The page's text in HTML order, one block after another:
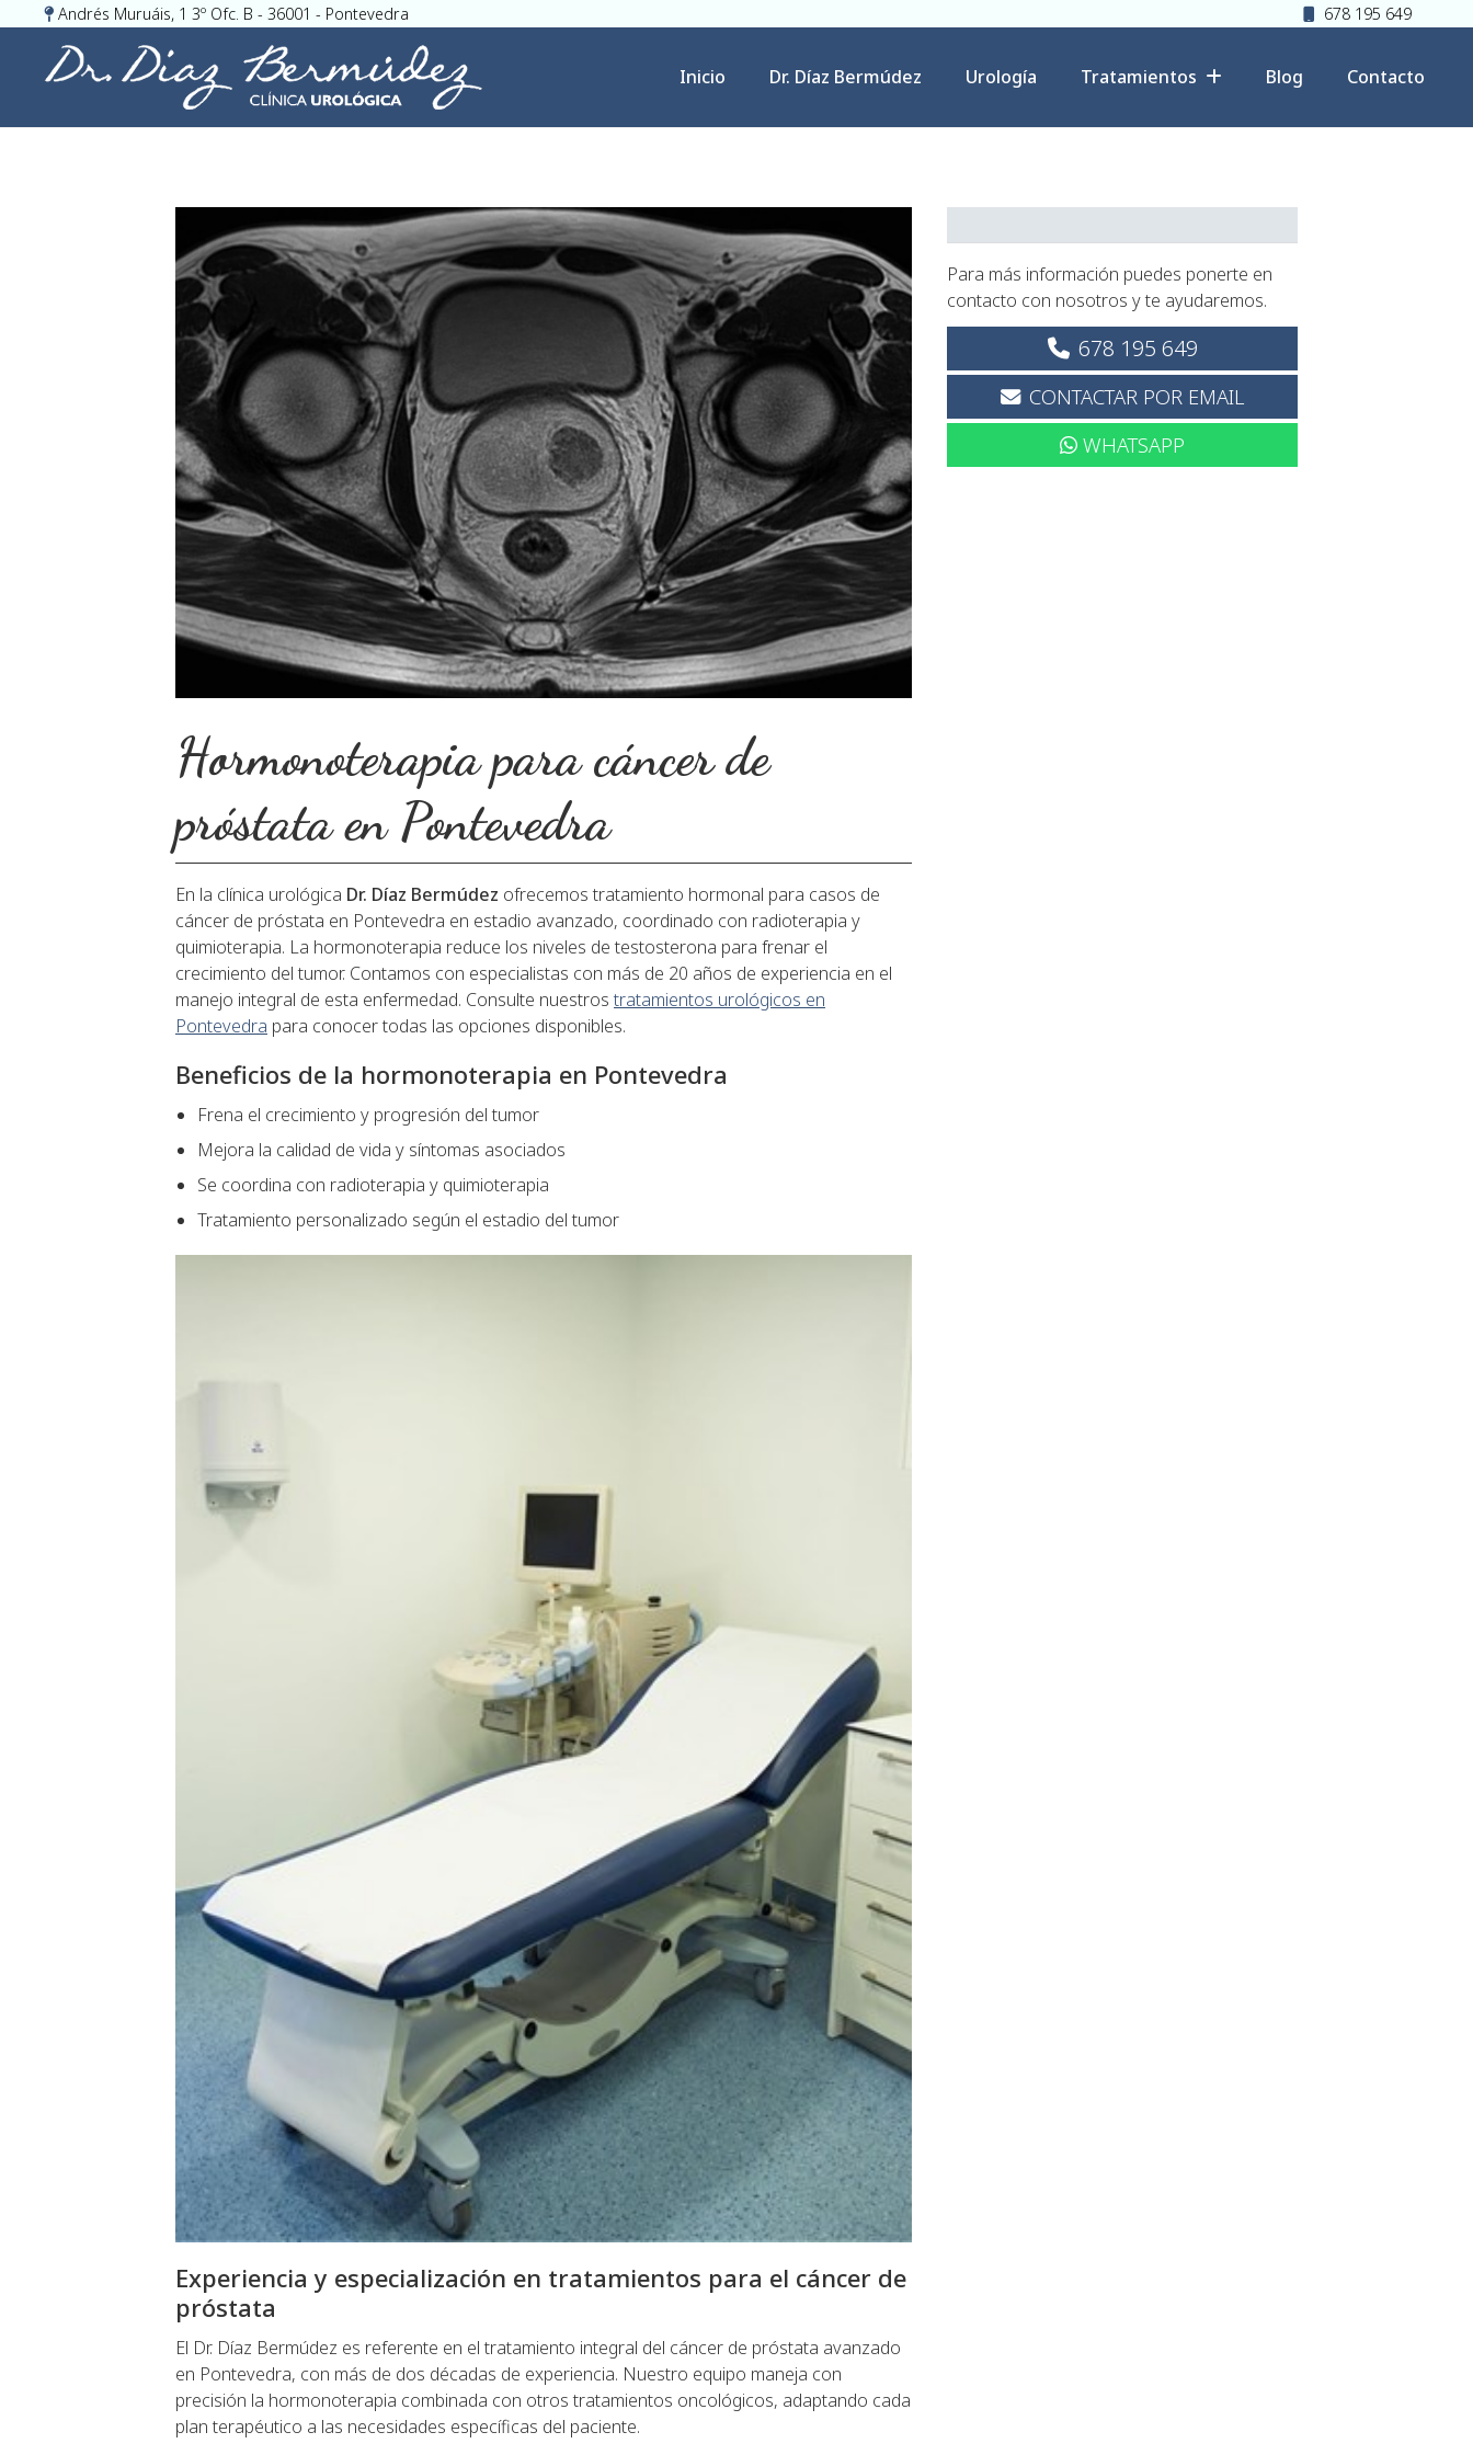
Andrés Muruáis, 1 3º Ofc. B - 36001 - Pontevedra 678 195 649
Inicio Dr. Díaz Bermúdez Urología Tratamientos Blog Contacto
Hormonoterapia para cáncer de
próstata en Pontevedra
Para más información puedes ponerte en
contacto con nosotros y te ayudaremos.
678 195 649
CONTACTAR POR EMAIL
WHATSAPP
En la clínica urológica Dr. Díaz Bermúdez ofrecemos tratamiento hormonal para casos de
cáncer de próstata en Pontevedra en estadio avanzado, coordinado con radioterapia y
quimioterapia. La hormonoterapia reduce los niveles de testosterona para frenar el
crecimiento del tumor. Contamos con especialistas con más de 20 años de experiencia en el
manejo integral de esta enfermedad. Consulte nuestrostratamientos urológicos en
Pontevedra para conocer todas las opciones disponibles.
Beneficios de la hormonoterapia en Pontevedra
Frena el crecimiento y progresión del tumor
Mejora la calidad de vida y síntomas asociados
Se coordina con radioterapia y quimioterapia
Tratamiento personalizado según el estadio del tumor
Experiencia y especialización en tratamientos para el cáncer de
próstata
El Dr. Díaz Bermúdez es referente en el tratamiento integral del cáncer de próstata avanzado
en Pontevedra, con más de dos décadas de experiencia. Nuestro equipo maneja con
precisión la hormonoterapia combinada con otros tratamientos oncológicos, adaptando cada
plan terapéutico a las necesidades específicas del paciente.